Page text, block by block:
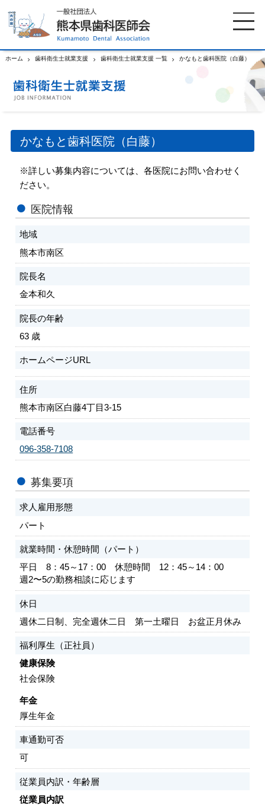
ホーム 歯科衛生士就業支援 歯科衛生士就業支援 一覧 かなもと歯科医院（白藤）
かなもと歯科医院（白藤）
※詳しい募集内容については、各医院にお問い合わせく
ださい。
医院情報
地域
熊本市南区
院長名
金本和久
院長の年齢
63 歳
ホームページURL
住所
熊本市南区白藤4丁目3-15
電話番号
096-358-7108
募集要項
求人雇用形態
パート
就業時間・休憩時間（パート）
平日 8：45～17：00 休憩時間 12：45～14：00
週2〜5の勤務相談に応じます
休日
週休二日制、完全週休二日 第一土曜日 お盆正月休み
福利厚生（正社員）
健康保険
社会保険
年金
厚生年金
車通勤可否
可
従業員内訳・年齢層
従業員内訳
ホーム 歯科医師会について
歯科医院検索 休日当番医
イベント案内 歯の豆知識
お知らせ
国保組合からのお知らせ
会員専用ページ
サイトマップ